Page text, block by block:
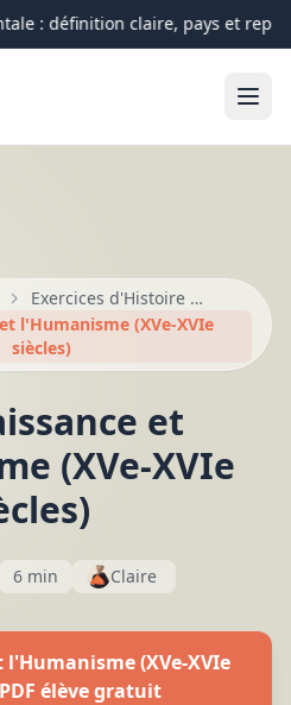
: définition claire, pays et
Exercices d'Histoire — Seconde, Première, Terminale
l'Humanisme (XVe-XVIe
siècles)
et
(XVe-XVIe
6 min Claire
l'Humanisme (XVe-XVIe
élève gratuit